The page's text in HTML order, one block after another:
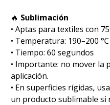
🔥 Sublimación
•⁠ ⁠Aptas para textiles con
•⁠ ⁠Temperatura: 190–200 °C
•⁠ ⁠Tiempo: 60 segundos
•⁠ ⁠Importante: no mover la
aplicación.
• En superficies rígidas,
un producto sublimable si